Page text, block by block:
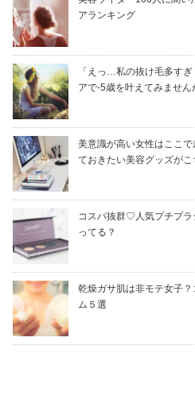
アランキング
「えっ…私の抜け毛多す
アで-5歳を叶えてみません
美意識が高い女性はここ
ておきたい美容グッズがこ
コスパ抜群♡人気プチプラ
ってる？
乾燥ガサ肌は非モテ女子
ム５選